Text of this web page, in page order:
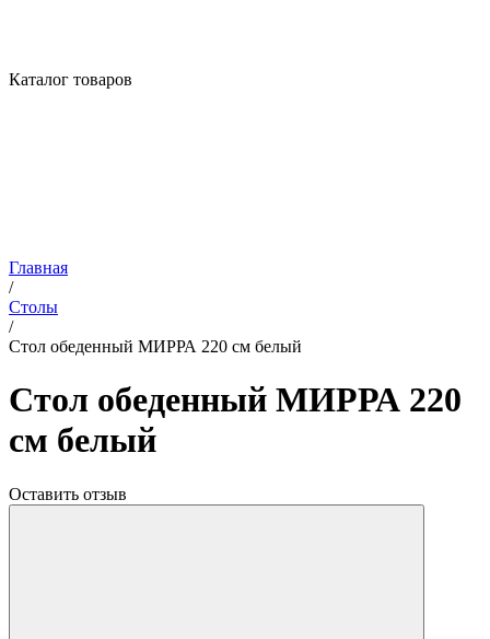
Каталог товаров
Главная
/
Столы
/
Стол обеденный МИРРА 220 см белый
Стол обеденный МИРРА 220
см белый
Оставить отзыв